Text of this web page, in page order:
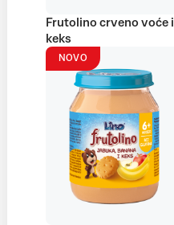
Frutolino crveno voće i
keks
NOVO